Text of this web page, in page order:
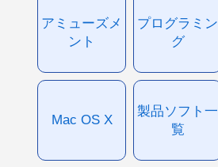
アミューズメ
ント
プログラミン
グ
Mac OS X
製品ソフト一
覧